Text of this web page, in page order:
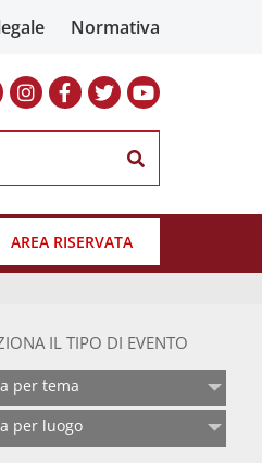
Normativa
AREA RISERVATA
IL TIPO DI EVENTO
per tema
per luogo